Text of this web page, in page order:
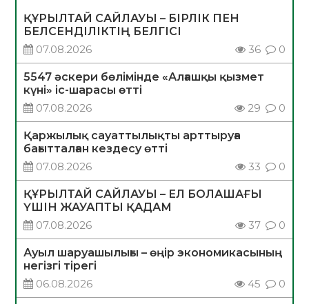
ҚҰРЫЛТАЙ САЙЛАУЫ – БІРЛІК ПЕН
БЕЛСЕНДІЛІКТІҢ БЕЛГІСІ
07.08.2026
36 0
5547 әскери бөлімінде «Алғашқы қызмет
күні» іс-шарасы өтті
07.08.2026
29 0
Қаржылық сауаттылықты арттыруға
бағытталған кездесу өтті
07.08.2026
33 0
ҚҰРЫЛТАЙ САЙЛАУЫ – ЕЛ БОЛАШАҒЫ
ҮШІН ЖАУАПТЫ ҚАДАМ
07.08.2026
37 0
Ауыл шаруашылығы – өңір экономикасының
негізгі тірегі
06.08.2026
45 0